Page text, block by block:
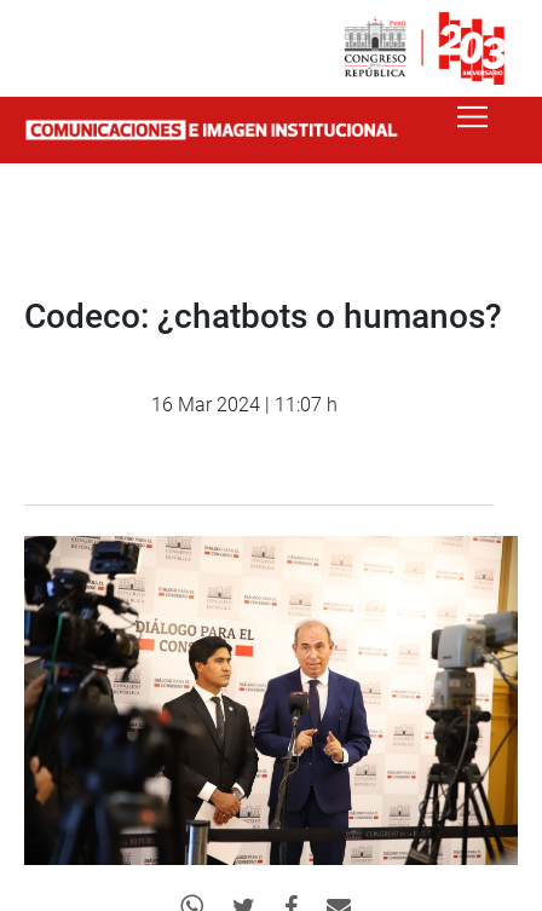
Codeco: ¿chatbots o humanos?
16 Mar 2024 | 11:07 h